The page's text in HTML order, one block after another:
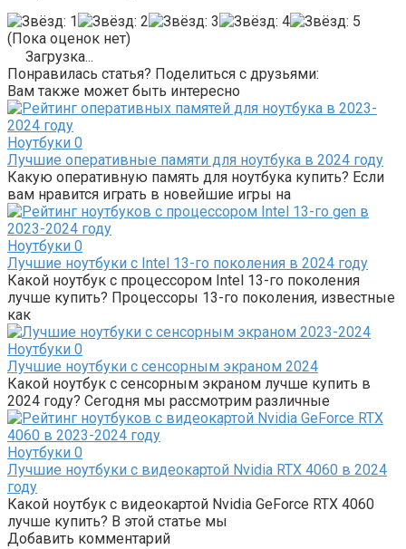
(Пока оценок нет)
Загрузка...
Понравилась статья? Поделиться с друзьями:
Вам также может быть интересно
Ноутбуки 0
Лучшие оперативные памяти для ноутбука в 2024 году
Какую оперативную память для ноутбука купить? Если
вам нравится играть в новейшие игры на
Ноутбуки 0
Лучшие ноутбуки с Intel 13-го поколения в 2024 году
Какой ноутбук с процессором Intel 13-го поколения
лучше купить? Процессоры 13-го поколения, известные
как
Ноутбуки 0
Лучшие ноутбуки с сенсорным экраном 2024
Какой ноутбук с сенсорным экраном лучше купить в
2024 году? Сегодня мы рассмотрим различные
Ноутбуки 0
Лучшие ноутбуки с видеокартой Nvidia RTX 4060 в 2024
году
Какой ноутбук с видеокартой Nvidia GeForce RTX 4060
лучше купить? В этой статье мы
Добавить комментарий